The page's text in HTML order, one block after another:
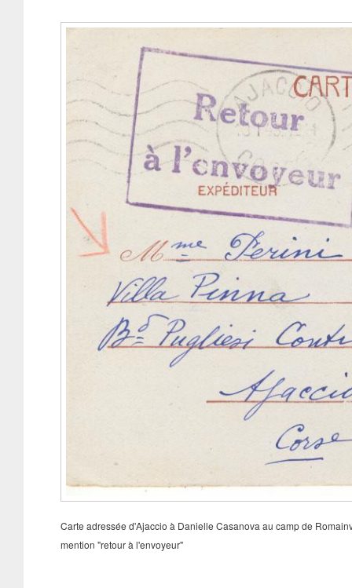
Carte adressée d'Ajaccio à Danielle Casanova au camp de
mention "retour à l'envoyeur"